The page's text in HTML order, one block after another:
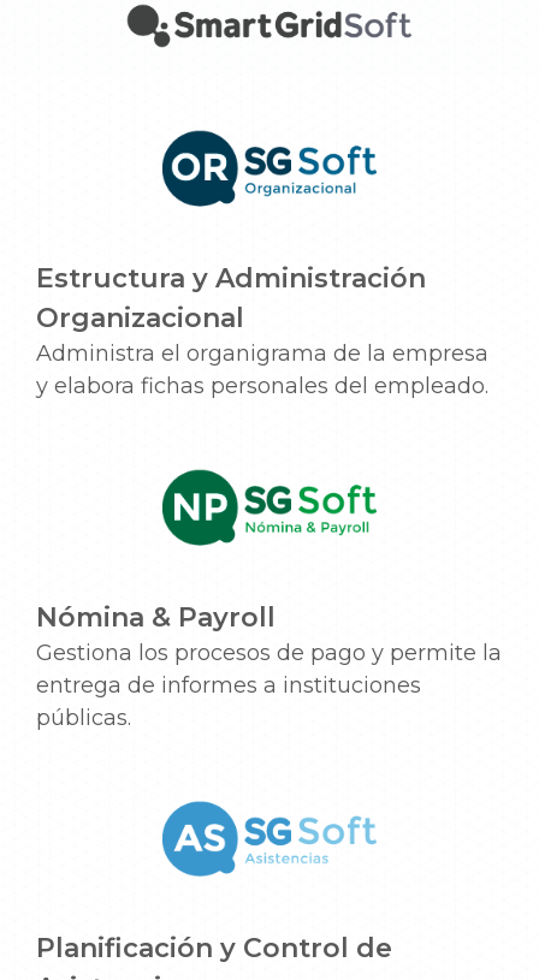
Estructura y Administración
Organizacional
Administra el organigrama de la empresa
y elabora fichas personales del empleado.
Nómina & Payroll
Gestiona los procesos de pago y permite la
entrega de informes a instituciones
públicas.
Planificación y Control de